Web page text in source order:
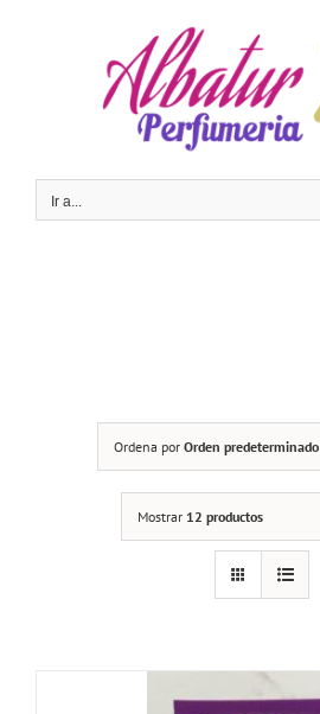
Ir a...
Ordena por Orden predeterminado
Mostrar 12 productos